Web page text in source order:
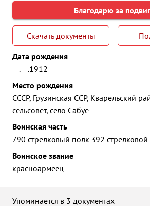
Благодарю за
Скачать документы
Дата рождения
__.__.1912
Место рождения
СССР, Грузинская ССР, Кварельский
сельсовет, село Сабуе
Воинская часть
790 стрелковый полк 392
Воинское звание
красноармеец
Упоминается в 3 документах